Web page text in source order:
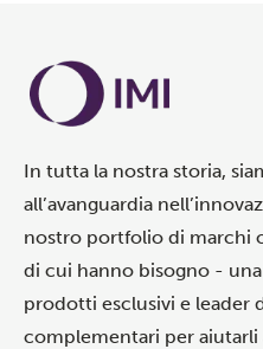
In tutta la nostra storia,
all’avanguardia
nostro portfolio di marchi
di cui hanno bisogno -
prodotti esclusivi e leader
complementari per aiutarli